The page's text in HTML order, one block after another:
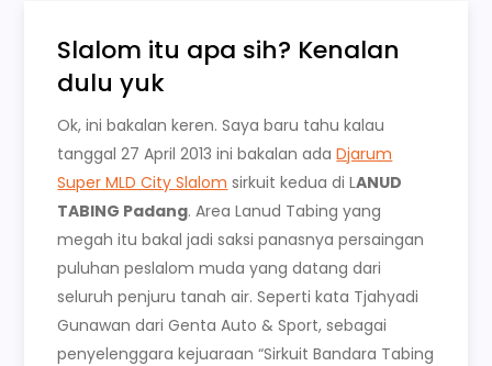
Slalom itu apa sih? Kenalan
dulu yuk
Ok, ini bakalan keren. Saya baru tahu kalau
tanggal 27 April 2013 ini bakalan adaDjarum
Super MLD City Slalom sirkuit kedua di LANUD
TABING Padang. Area Lanud Tabing yang
megah itu bakal jadi saksi panasnya persaingan
puluhan peslalom muda yang datang dari
seluruh penjuru tanah air. Seperti kata Tjahyadi
Gunawan dari Genta Auto & Sport, sebagai
penyelenggara kejuaraan “Sirkuit Bandara Tabing